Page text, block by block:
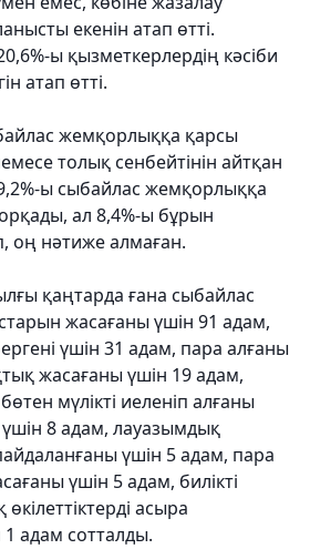
екенін атап өтті.
ы қызметкерлердің кәсіби
атап өтті.
жемқорлыққа қарсы
толық сенбейтінін айтқан
ы сыбайлас жемқорлыққа
ал 8,4%-ы бұрын
оң нәтиже алмаған.
қаңтарда ғана сыбайлас
жасағаны үшін 91 адам,
үшін 31 адам, пара алғаны
жасағаны үшін 19 адам,
мүлікті иеленіп алғаны
8 адам, лауазымдық
үшін 5 адам, пара
үшін 5 адам, билікті
асыра
адам сотталды.